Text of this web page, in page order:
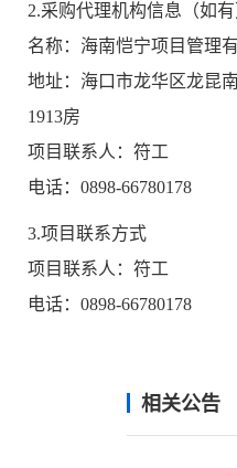
2.采购代理机构信息（如有
名称：海南恺宁项目管理
地址：海口市龙华区龙昆
1913房
项目联系人：符工
电话：0898-66780178
3.项目联系方式
项目联系人：符工
电话：0898-66780178
相关公告